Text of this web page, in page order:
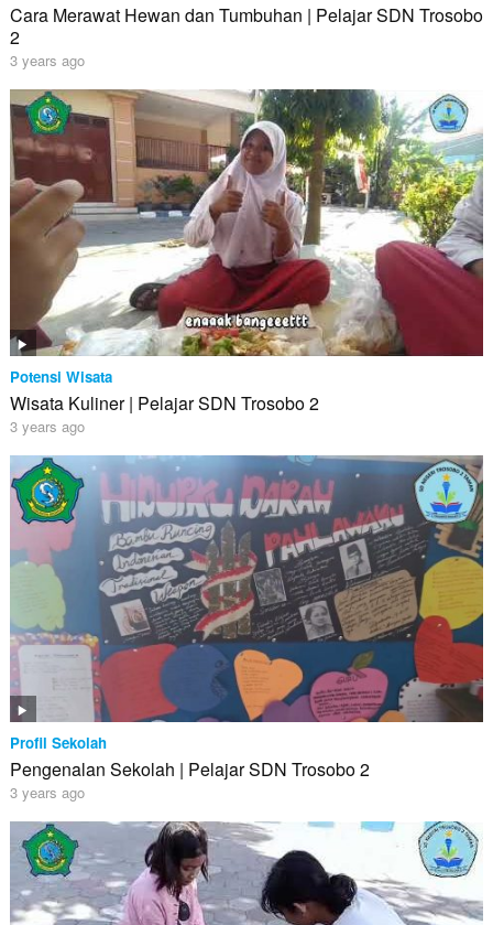
Cara Merawat Hewan dan Tumbuhan | Pelajar SDN Trosobo
2
3 years ago
Potensi Wisata
Wisata Kuliner | Pelajar SDN Trosobo 2
3 years ago
Profil Sekolah
Pengenalan Sekolah | Pelajar SDN Trosobo 2
3 years ago